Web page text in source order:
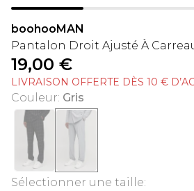
boohooMAN
Pantalon Droit Ajusté À
19,00 €
LIVRAISON OFFERTE DÈS 10 €
Couleur: Gris
Sélectionner une taille: